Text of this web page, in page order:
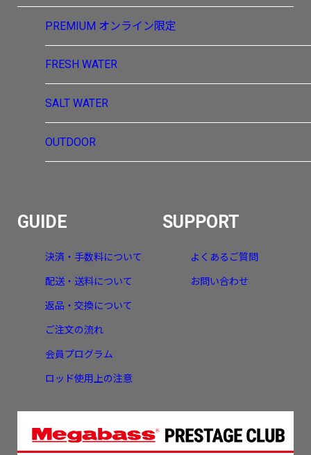
PREMIUM オンライン限定
FRESH WATER
SALT WATER
OUTDOOR
GUIDE
決済・手数料について
配送・送料について
返品・交換について
ご注文の流れ
会員プログラム
ロッド使用上の注意
SUPPORT
よくあるご質問
お問い合わせ